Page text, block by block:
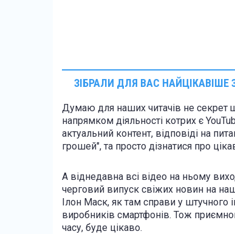
ЗІБРАЛИ ДЛЯ ВАС
Думаю для наших читачів не секрет
напрямком діяльності котрих є
актуальний контент, відповіді на
грошей", та просто дізнатися про
А віднедавна всі відео на ньому
черговий випуск свіжих новин на
Ілон Маск, як там справи у штучного
виробників смартфонів. Тож
часу, буде цікаво.